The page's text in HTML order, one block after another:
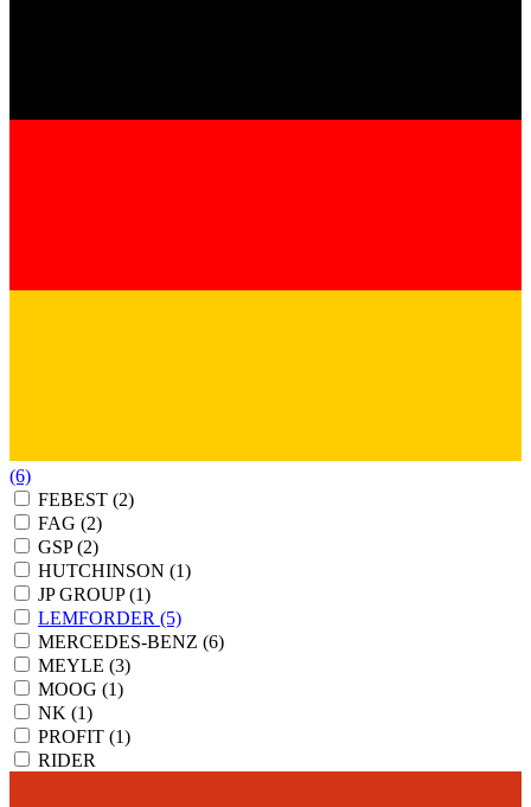
(6)
FEBEST (2)
FAG (2)
GSP(2)
HUTCHINSON (1)
JP GROUP(1)
LEMFORDER (5)
MERCEDES-BENZ (6)
MEYLE (3)
MOOG (1)
NK (1)
PROFIT (1)
RIDER